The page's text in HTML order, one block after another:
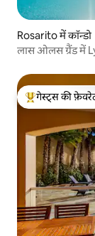
Rosarito में कॉन्डो
लास ओलस ग्रैंड में
गेस्ट्स का टॉप
गेस्ट्स की